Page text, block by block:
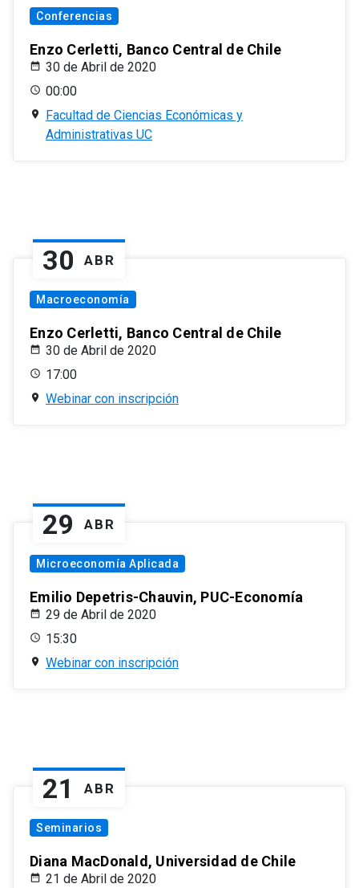
Conferencias
Enzo Cerletti, Banco Central de Chile
30 de Abril de 2020
00:00
Facultad de Ciencias Económicas y
Administrativas UC
30 ABR
Macroeconomía
Enzo Cerletti, Banco Central de Chile
30 de Abril de 2020
17:00
Webinar con inscripción
29 ABR
Microeconomía Aplicada
Emilio Depetris-Chauvin, PUC-Economía
29 de Abril de 2020
15:30
Webinar con inscripción
21 ABR
Seminarios
Diana MacDonald, Universidad de Chile
21 de Abril de 2020